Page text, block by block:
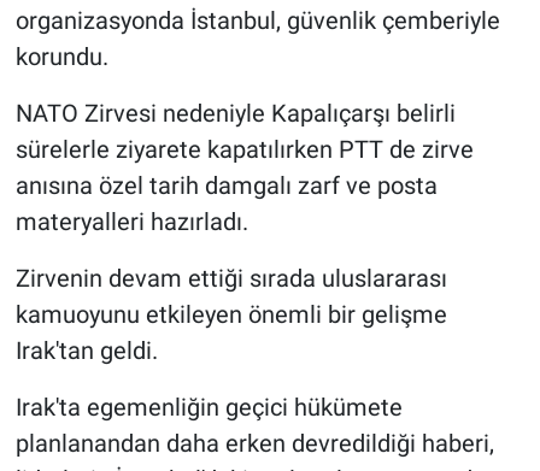
organizasyonda İstanbul, güvenlik çemberiyle
korundu.
NATO Zirvesi nedeniyle Kapalıçarşı belirli
sürelerle ziyarete kapatılırken PTT de zirve
anısına özel tarih damgalı zarf ve posta
materyalleri hazırladı.
Zirvenin devam ettiği sırada uluslararası
kamuoyunu etkileyen önemli bir gelişme
Irak'tan geldi.
Irak'ta egemenliğin geçici hükümete
planlanandan daha erken devredildiği haberi,